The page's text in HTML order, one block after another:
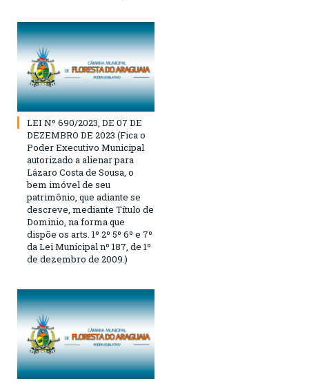
LEI Nº 690/2023, DE 07 DE
DEZEMBRO DE 2023 (Fica o
Poder Executivo Municipal
autorizado a alienar para
Lázaro Costa de Sousa, o
bem imóvel de seu
patrimônio, que adiante se
descreve, mediante Título de
Dominio, na forma que
dispõe os arts. 1º 2º 5º 6º e 7º
da Lei Municipal nº 187, de 1º
de dezembro de 2009.)